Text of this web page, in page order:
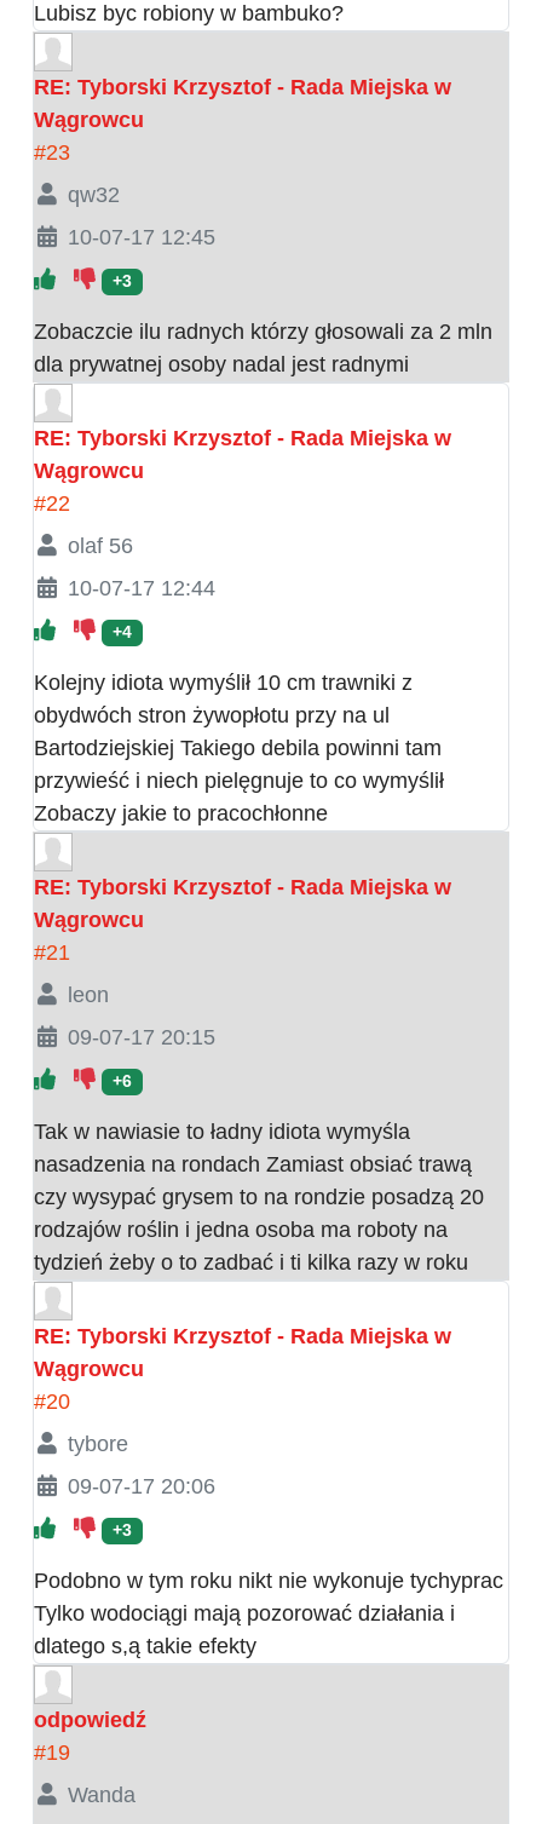
Lubisz byc robiony w bambuko?
RE: Tyborski Krzysztof - Rada Miejska w
Wągrowcu
#23
qw32
10-07-17 12:45
+3
Zobaczcie ilu radnych którzy głosowali za 2 mln
dla prywatnej osoby nadal jest radnymi
RE: Tyborski Krzysztof - Rada Miejska w
Wągrowcu
#22
olaf 56
10-07-17 12:44
+4
Kolejny idiota wymyślił 10 cm trawniki z
obydwóch stron żywopłotu przy na ul
Bartodziejskiej Takiego debila powinni tam
przywieść i niech pielęgnuje to co wymyślił
Zobaczy jakie to pracochłonne
RE: Tyborski Krzysztof - Rada Miejska w
Wągrowcu
#21
leon
09-07-17 20:15
+6
Tak w nawiasie to ładny idiota wymyśla
nasadzenia na rondach Zamiast obsiać trawą
czy wysypać grysem to na rondzie posadzą 20
rodzajów roślin i jedna osoba ma roboty na
tydzień żeby o to zadbać i ti kilka razy w roku
RE: Tyborski Krzysztof - Rada Miejska w
Wągrowcu
#20
tybore
09-07-17 20:06
+3
Podobno w tym roku nikt nie wykonuje tychyprac
Tylko wodociągi mają pozorować działania i
dlatego s,ą takie efekty
odpowiedź
#19
Wanda